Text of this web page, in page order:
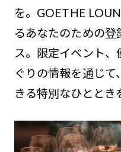
を。GOETHE
るあなたのための
ス。限定イベント、
ぐりの情報を通じ
きる特別なひととき